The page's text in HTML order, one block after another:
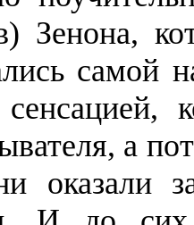
Зенона,
самой
а
оказали